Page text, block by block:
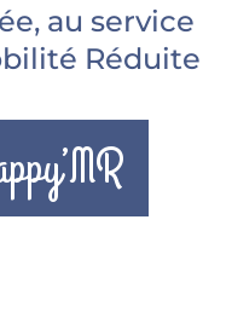
au service
Réduite